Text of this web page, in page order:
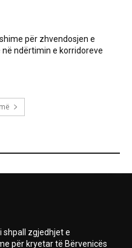
për zhvendosjen e
ndërtimin e korridoreve
shpall zgjedhjet e
për kryetar të Bërvenicës